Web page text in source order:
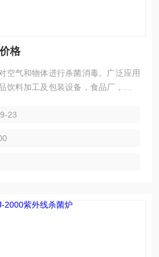
格
空气和物体进行杀菌消毒。广泛应用
饮料加工及包装设备，食品厂，化妆
准。
23